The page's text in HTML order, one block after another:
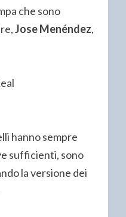
che sono
Jose Menéndez,
hanno sempre
sufficienti, sono
la versione dei